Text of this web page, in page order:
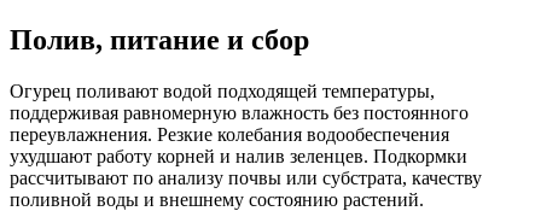
Полив, питание и сбор
Огурец поливают водой подходящей температуры,
поддерживая равномерную влажность без постоянного
переувлажнения. Резкие колебания водообеспечения
ухудшают работу корней и налив зеленцев. Подкормки
рассчитывают по анализу почвы или субстрата, качеству
поливной воды и внешнему состоянию растений.